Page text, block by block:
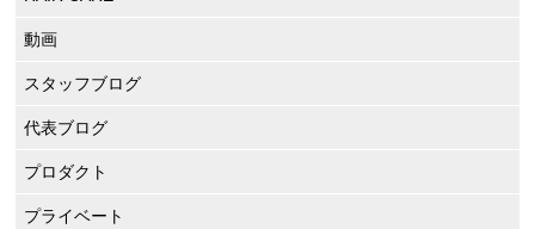
動画
スタッフブログ
代表ブログ
プロダクト
プライベート